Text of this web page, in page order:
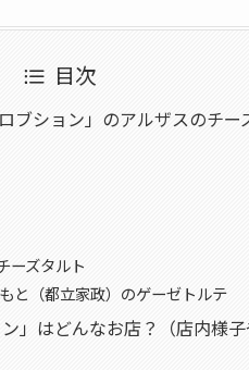
目次
ブション」のアルザスのチー
ーズタルト
と（都立家政）のゲーゼトルテ
」はどんなお店？（店内様